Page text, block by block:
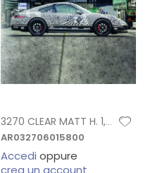
3270 CLEAR MATT H. 1,52X45,7 MT
AR032706015800
Accedi oppure
crea un account